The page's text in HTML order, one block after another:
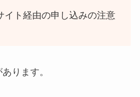
イト経由の申し込みの注意
ります。